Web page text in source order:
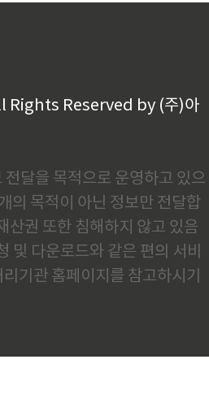
Reserved by (주)아
달을 목적으로 운영하고 있으
의 목적이 아닌 정보만 전달합
산권 또한 침해하지 않고 있음
및 다운로드와 같은 편의 서비
기관 홈페이지를 참고하시기